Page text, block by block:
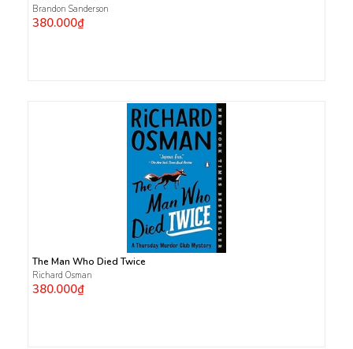
Brandon Sanderson
380.000₫
The Man Who Died Twice
Richard Osman
380.000₫